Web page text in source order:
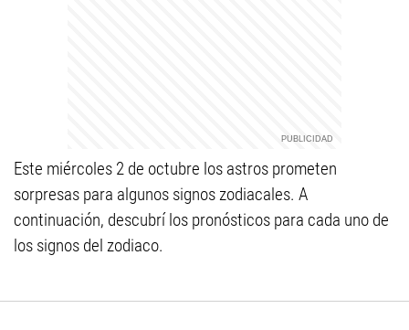
Este miércoles 2 de octubre los astros prometen
sorpresas para algunos signos zodiacales. A
continuación, descubrí los pronósticos para cada uno de
los signos del zodiaco.